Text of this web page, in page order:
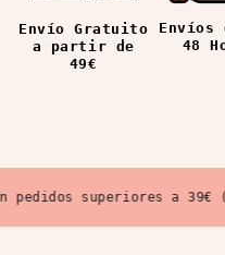
Envío Gratuito
a partir de
49€
Envíos
48
pedidos superiores a 39€